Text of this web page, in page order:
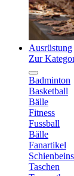
Ausrüstung
Zur
Badminton
Basketball
Bälle
Fitness
Fussball
Bälle
Fanartikel
Taschen